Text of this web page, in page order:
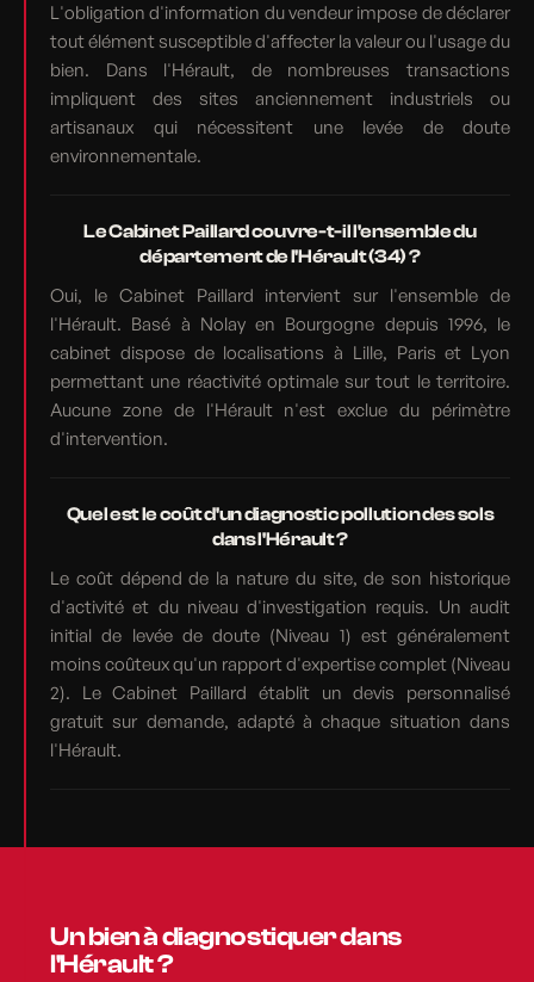
L'obligation d'information du vendeur impose de déclarer
tout élément susceptible d'affecter la valeur ou l'usage du
bien. Dans l'Hérault, de nombreuses transactions
impliquent des sites anciennement industriels ou
artisanaux qui nécessitent une levée de doute
environnementale.
Le Cabinet Paillard couvre-t-il l'ensemble du
département de l'Hérault (34) ?
Oui, le Cabinet Paillard intervient sur l'ensemble de
l'Hérault. Basé à Nolay en Bourgogne depuis 1996, le
cabinet dispose de localisations à Lille, Paris et Lyon
permettant une réactivité optimale sur tout le territoire.
Aucune zone de l'Hérault n'est exclue du périmètre
d'intervention.
Quel est le coût d'un diagnostic pollution des sols
dans l'Hérault ?
Le coût dépend de la nature du site, de son historique
d'activité et du niveau d'investigation requis. Un audit
initial de levée de doute (Niveau 1) est généralement
moins coûteux qu'un rapport d'expertise complet (Niveau
2). Le Cabinet Paillard établit un devis personnalisé
gratuit sur demande, adapté à chaque situation dans
l'Hérault.
Un bien à diagnostiquer dans
l'Hérault ?